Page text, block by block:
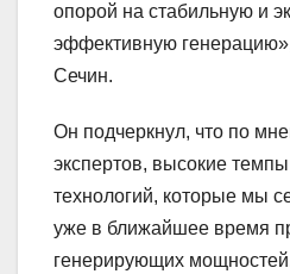
опорой на стабильную и
эффективную
Сечин.
Он подчеркнул, что по
экспертов, высокие
технологий, которые мы
уже в ближайшее время
генерирующих